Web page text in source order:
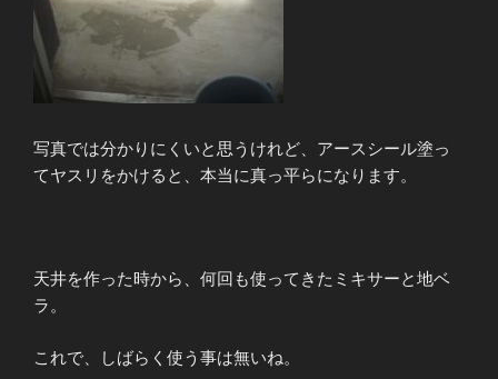
写真では分かりにくいと思うけれど、アースシール塗っ
てヤスリをかけると、本当に真っ平らになります。
天井を作った時から、何回も使ってきたミキサーと地ベ
ラ。
これで、しばらく使う事は無いね。